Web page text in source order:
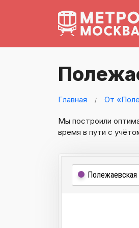
Главная От
Мы построили
время в пути с